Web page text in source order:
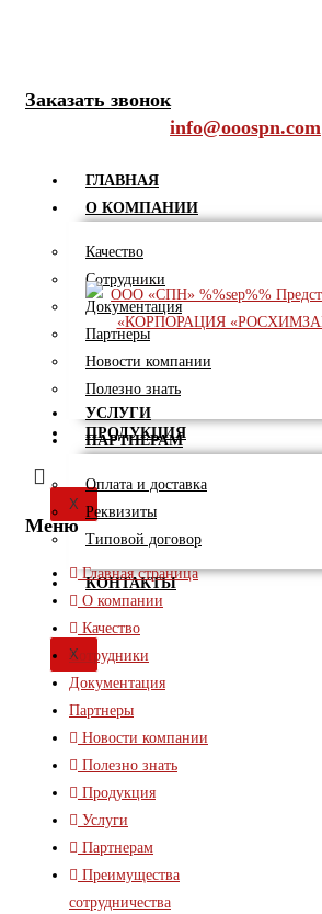
Заказать звонок
info@ooospn.com
ГЛАВНАЯ
О КОМПАНИИ
Качество
Сотрудники
Документация
Партнеры
Новости компании
Полезно знать
ПРОДУКЦИЯ
X
УСЛУГИ
ПАРТНЕРАМ
Оплата и доставка
Реквизиты
Типовой договор
КОНТАКТЫ
X
Меню
Главная страница
О компании
Качество
Сотрудники
Документация
Партнеры
Новости компании
Полезно знать
Продукция
Услуги
Партнерам
Преимущества
сотрудничества